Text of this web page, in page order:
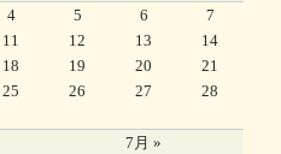
7月 »
4 5 6
7
11 12 13
14
18 19 20
21
25 26 27
28